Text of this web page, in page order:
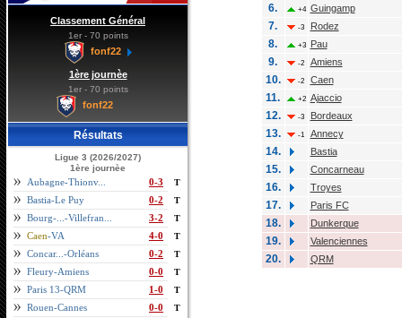
Classement Général
1er - 70 points
fonf22
1ère journèe
1er - 70 points
fonf22
Résultats
Ligue 3 (2026/2027)
1ère journèe
Aubagne-Thionv... 0-3 T
Bastia-Le Puy 0-2 T
Bourg-...-Villefran... 3-2 T
Caen-VA 4-0 T
Concar...-Orléans 0-2 T
Fleury-Amiens 0-0 T
Paris 13-QRM 1-0 T
Rouen-Cannes 0-0 T
6. +4 Guingamp
7. -3 Rodez
8. +3 Pau
9. -2 Amiens
10. -2 Caen
11. +2 Ajaccio
12. -3 Bordeaux
13. -1 Annecy
14. Bastia
15. Concarneau
16. Troyes
17. Paris FC
18. Dunkerque
19. Valenciennes
20. QRM